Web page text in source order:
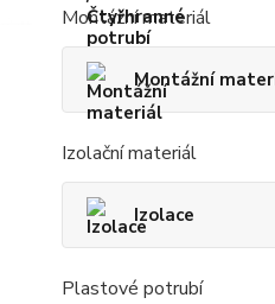
Montážní materiál
Montážní
Izolační materiál
Izolace
Plastové potrubí